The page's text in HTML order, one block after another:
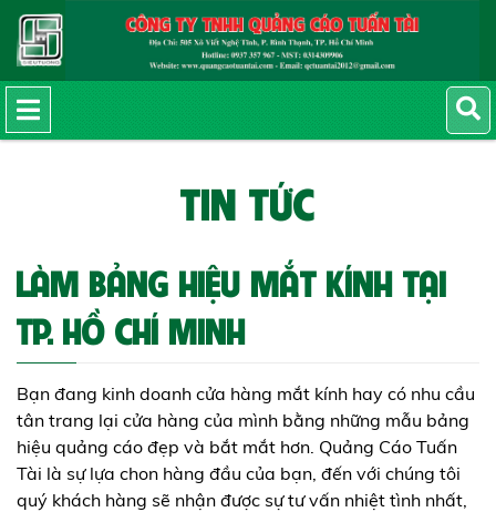
TIN TỨC
LÀM BẢNG HIỆU MẮT KÍNH TẠI
TP. HỒ CHÍ MINH
Bạn đang kinh doanh cửa hàng mắt kính hay có nhu cầu
tân trang lại cửa hàng của mình bằng những mẫu bảng
hiệu quảng cáo đẹp và bắt mắt hơn. Quảng Cáo Tuấn
Tài là sự lựa chon hàng đầu của bạn, đến với chúng tôi
quý khách hàng sẽ nhận được sự tư vấn nhiệt tình nhất,